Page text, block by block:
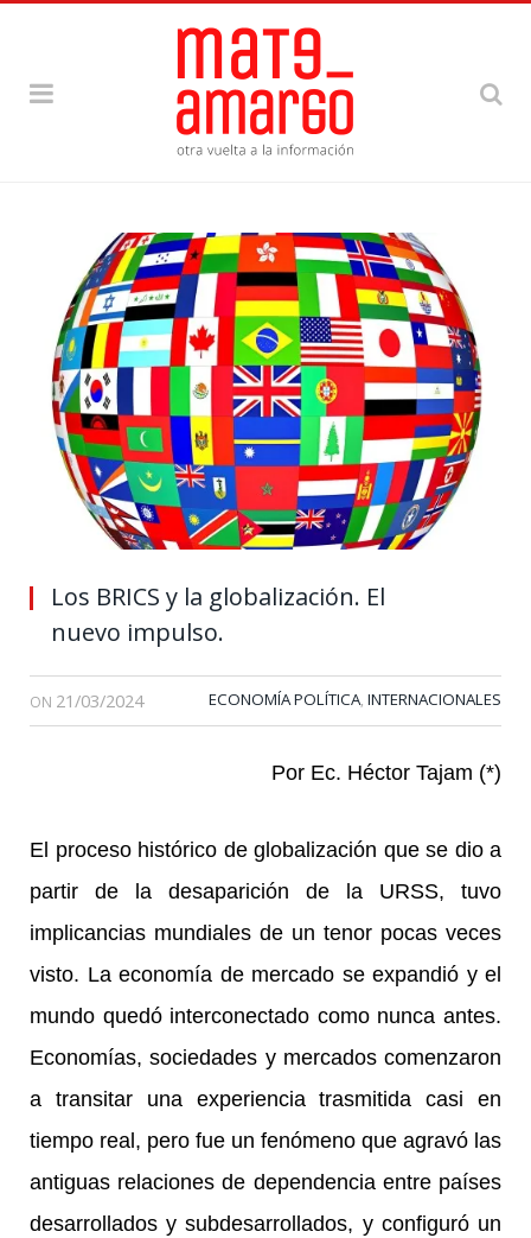
Los BRICS y la globalización. El
nuevo impulso.
ON 21/03/2024 ECONOMÍA POLÍTICA, INTERNACIONALES
Por Ec. Héctor Tajam (*)
El proceso histórico de globalización que se dio a
partir de la desaparición de la URSS, tuvo
implicancias mundiales de un tenor pocas veces
visto. La economía de mercado se expandió y el
mundo quedó interconectado como nunca antes.
Economías, sociedades y mercados comenzaron
a transitar una experiencia trasmitida casi en
tiempo real, pero fue un fenómeno que agravó las
antiguas relaciones de dependencia entre países
desarrollados y subdesarrollados, y configuró un